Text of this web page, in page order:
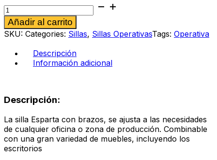
Silla
operativa
Esparta
plata
cantidad
Añadir al carrito
SKU: Categories: Sillas, Sillas OperativasTags: Operativa
Descripción
Información adicional
Descripción:
La silla Esparta con brazos, se ajusta a las necesidades
de cualquier oficina o zona de producción. Combinable
con una gran variedad de muebles, incluyendo los
escritorios